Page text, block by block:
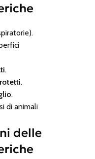
.
.
.
di animali
delle